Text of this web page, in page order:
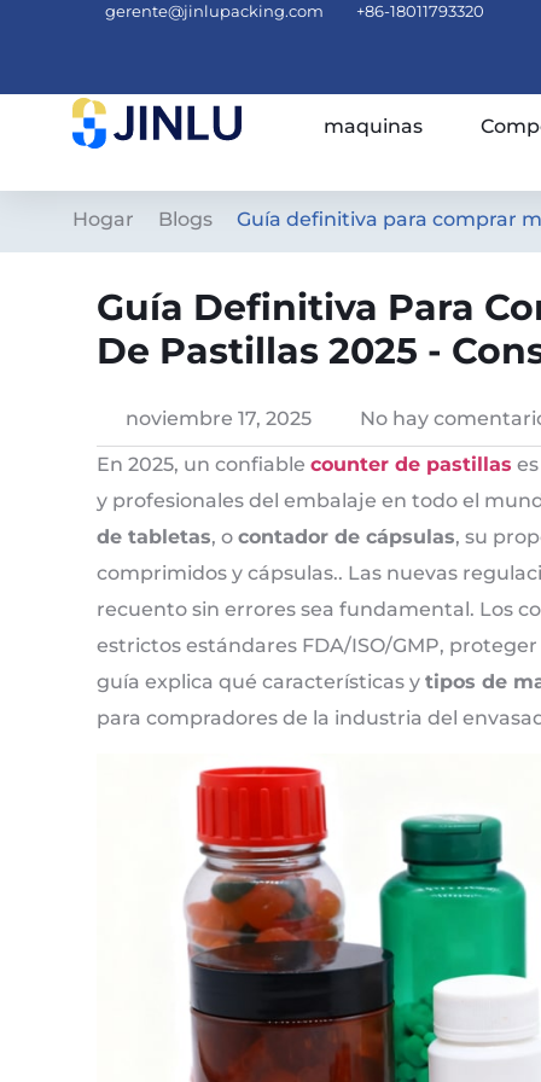
gerente@jinlupacking.com +86-18011793320
maquinas
Hogar Blogs Guía definitiva para comprar
Guía Definitiva Para
De Pastillas 2025 -
noviembre 17, 2025
No hay
En 2025, un confiable counter de pastillas
y profesionales del embalaje en todo el
de tabletas, o contador de cápsulas, su
comprimidos y cápsulas.. Las nuevas
recuento sin errores sea fundamental. Los
estrictos estándares FDA/ISO/GMP,
guía explica qué características y tipos de
para compradores de la industria del